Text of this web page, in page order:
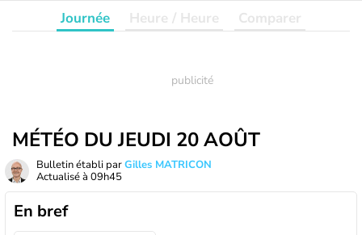
Journée Heure / Heure Comparer
MÉTÉO DU JEUDI 20 AOÛT
Bulletin établi parGilles MATRICON
Actualisé à 09h45
En bref